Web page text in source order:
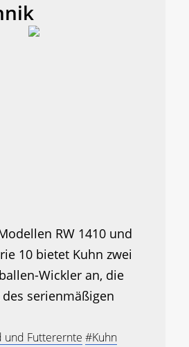
RW 1410 und
10 bietet Kuhn zwei
Wickler an, die
serienmäßigen
und Futterernte #Kuhn